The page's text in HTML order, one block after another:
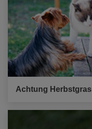
Achtung